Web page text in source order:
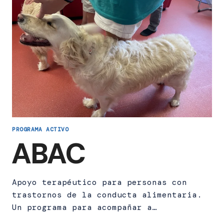
PROGRAMA ACTIVO
ABAC
Apoyo terapéutico para personas con
trastornos de la conducta alimentaria.
Un programa para acompañar a…